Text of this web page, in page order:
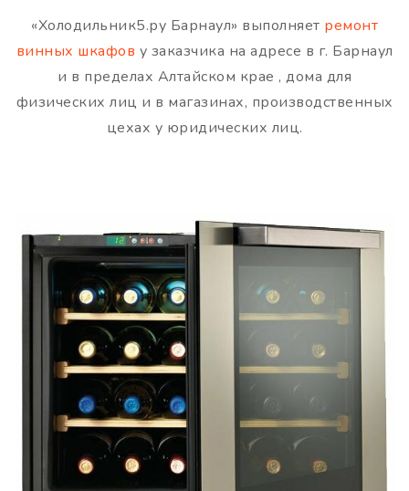
«Холодильник5.ру Барнаул» выполняет ремонт
винных шкафов у заказчика на адресе в г. Барнаул
и в пределах Алтайском крае , дома для
физических лиц и в магазинах, производственных
цехах у юридических лиц.